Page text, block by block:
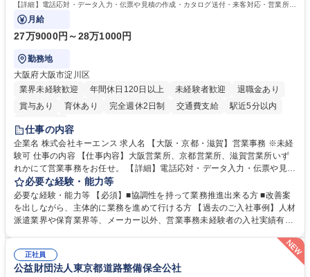
【詳細】電話応対・データ入力・伝票や見積の作成・カタログ送付・来客対応・営業所内
で発生する事務業務や業務改善をお任せ。
月給
27万9000円～28万1000円
勤務地
大阪府大阪市淀川区
業界未経験歓迎
年間休日120日以上 未経験者歓迎
退職金あり
賞与あり
育休あり 完全週休2日制 交通費支給
駅近5分以内
土日祝休み
仕事の内容
企業名 株式会社キーエンス 求人名 【大阪・京都・滋賀】営業事務 ※未経
験可 仕事の内容 【仕事内容】大阪営業所、京都営業所、滋賀営業所いず
れかにて営業事務をお任せ。 【詳細】電話応対・データ入力・伝票や見積
の作成・カタログ送付・来客対応・営業所内で発生する事務業務や業務改
善をお任せ。 【教育制度】ご入社後、育成担当とペアになりながらOJTに
て業務を覚えていただくことが可能です。業務システムがきちんと構築さ
れているため、スムーズに仕事に慣れることができる環境です。また、
常に改善を目指す風土のため、安心して業務に取り組んでいただけます。
募集職種 【大阪・京都・滋賀】営業事務 ※未経験可
必要な経験・能力等
必要な経験・能力等 【必須】■協調性を持って業務推進出来る方 ■改善案
を出しながら、主体的に業務を進めて行ける方 【過去のご入社事例】人材
派遣業界や保育業界等、メーカー以外、営業事務未経験者の入社実績有
により、キーエンスの付加価値向上に貢献します。ベースの定型業務に加
えて、お客様や社員の状況に合わせ、能動的なサポート、改善の動きも期
待され。組織を支えるスペシャリストとして、チームに貢献し、結果的に
正社員
公益財団法人東京都道路整備保全公社